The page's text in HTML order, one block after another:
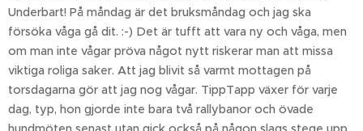
Underbart! På måndag är det bruksmåndag och jag ska
försöka våga gå dit. :-) Det är tufft att vara ny och våga, men
om man inte vågar pröva något nytt riskerar man att missa
viktiga roliga saker. Att jag blivit så varmt mottagen på
torsdagarna gör att jag nog vågar. TippTapp växer för varje
dag, typ, hon gjorde inte bara två rallybanor och övade